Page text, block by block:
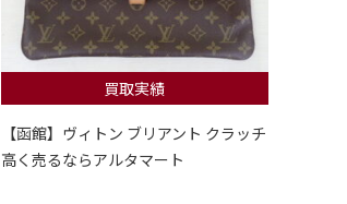
買取実績
【函館】ヴィトン ブリアント クラッチ
高く売るならアルタマート